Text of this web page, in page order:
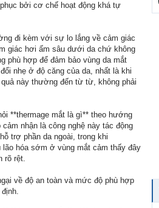
bởi cơ chế hoạt động khá tự
đi kèm với sự lo lắng về cảm giác
giác hơi ấm sâu dưới da chứ không
hợp để đảm bảo vùng da mắt
nhẹ ở độ căng của da, nhất là khi
này thường đến từ từ, không phải
**thermage mắt là gì** theo hướng
nhận là công nghệ này tác động
trợ phần da ngoài, trong khi
hóa sớm ở vùng mắt cảm thấy đây
rõ rệt.
về độ an toàn và mức độ phù hợp